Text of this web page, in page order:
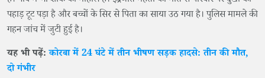
पहाड़ टूट पड़ा है और बच्चों के सिर से पिता का साया उठ गया है। पुलिस मामले की
गहन जांच में जुटी हुई है।
यह भी पढ़ें:कोरबा में 24 घंटे में तीन भीषण सड़क हादसे: तीन की मौत,
दो गंभीर